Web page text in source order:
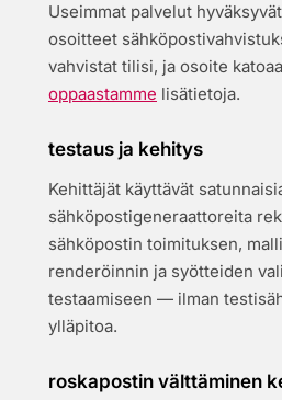
Useimmat palvelut
osoitteet
vahvistat tilisi, ja osoite
oppaastamme lisätietoja.
testaus ja kehitys
Kehittäjät käyttävät
sähköpostigeneraattoreita
sähköpostin toimituksen,
renderöinnin ja syötteiden
testaamiseen — ilman
ylläpitoa.
roskapostin välttäminen